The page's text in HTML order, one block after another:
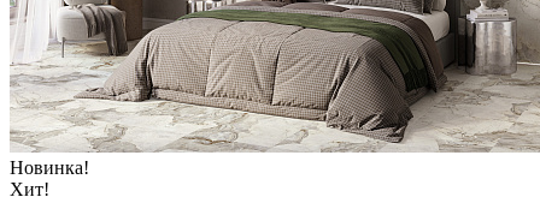
Новинка!
Хит!